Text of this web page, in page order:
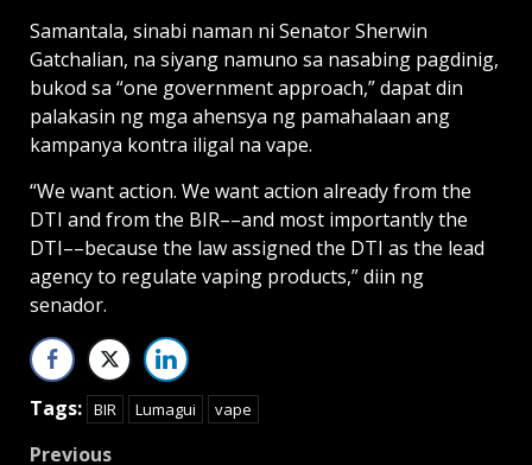
Samantala, sinabi naman ni Senator Sherwin
Gatchalian, na siyang namuno sa nasabing pagdinig,
bukod sa “one government approach,” dapat din
palakasin ng mga ahensya ng pamahalaan ang
kampanya kontra iligal na vape.
“We want action. We want action already from the
DTI and from the BIR––and most importantly the
DTI––because the law assigned the DTI as the lead
agency to regulate vaping products,” diin ng
senador.
Tags: BIR Lumagui vape
Previous